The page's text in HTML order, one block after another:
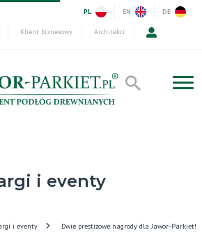
Klient biznesowy Architekci
PL EN DE
i eventy
i eventy Dwie prestiżowe nagrody dla Jawor-Parkiet!